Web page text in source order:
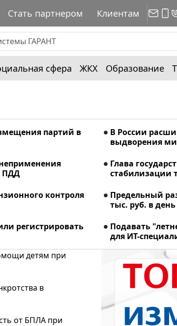
Стать партнером Клиентам
сфера ЖКХ Образование
партий в
В России
выдворения
ПДД
Глава
стабилизации
контроля
Предельный
тыс. руб. в день
регистрировать
Подавать
для ИТ-
детям при
в
от БПЛА при